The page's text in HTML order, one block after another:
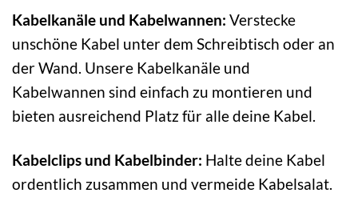
Kabelkanäle und Kabelwannen: Verstecke
unschöne Kabel unter dem Schreibtisch oder an
der Wand. Unsere Kabelkanäle und
Kabelwannen sind einfach zu montieren und
bieten ausreichend Platz für alle deine Kabel.
Kabelclips und Kabelbinder: Halte deine Kabel
ordentlich zusammen und vermeide Kabelsalat.